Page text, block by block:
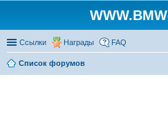
Ссылки Награды FAQ
Список форумов